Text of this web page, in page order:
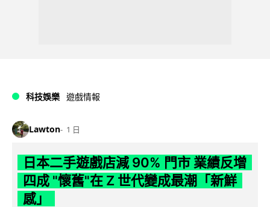
科技娛樂 遊戲情報
Lawton 1 日
日本二手遊戲店減 90% 門市 業績反增
四成 "懷舊"在 Z 世代變成最潮「新鮮
感」